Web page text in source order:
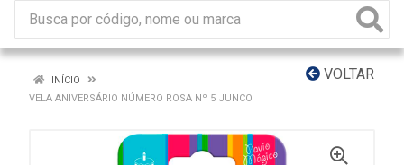
VOLTAR
INÍCIO
VELA ANIVERSÁRIO NÚMERO ROSA Nº 5 JUNCO